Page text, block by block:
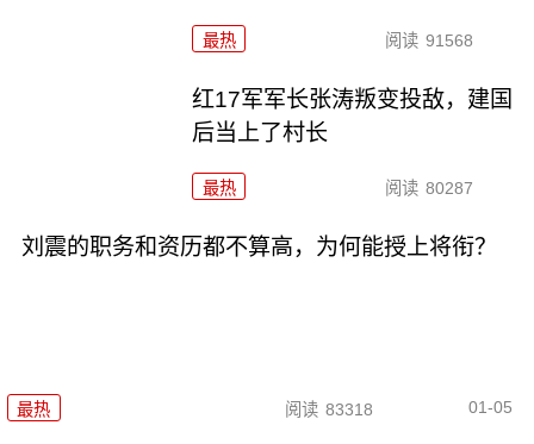
最热 阅读 91568
红17军军长张涛叛变投敌，建国
后当上了村长
最热 阅读 80287
刘震的职务和资历都不算高，为何能授上将衔？
最热 阅读 83318 01-05